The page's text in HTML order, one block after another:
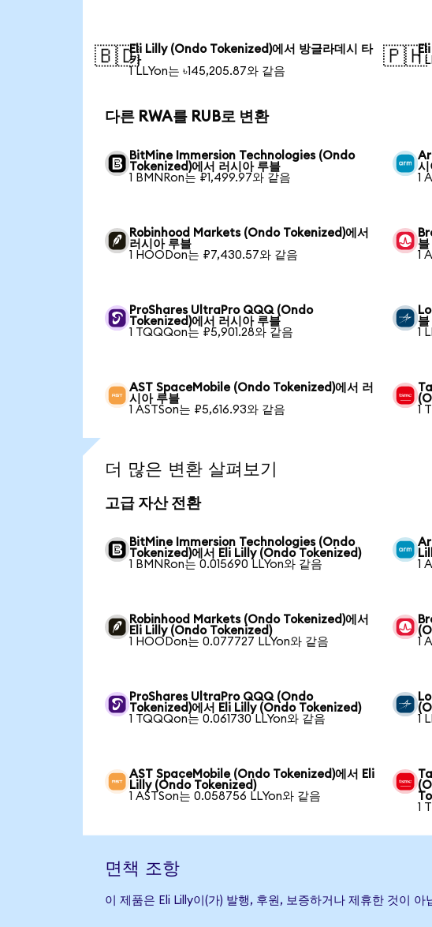
🇧🇩Eli Lilly (Ondo Tokenized)에서 방글라데시 타
카
1 LLYon는 ৳145,205.87와 같음
🇵🇭
1
다른 RWA를 RUB로 변환
BitMine Immersion Technologies (Ondo
Tokenized)에서 러시아 루블
1 BMNRon는 ₽1,499.97와 같음
시
1
Robinhood Markets (Ondo Tokenized)에서
러시아 루블
1 HOODon는 ₽7,430.57와 같음
블
1
ProShares UltraPro QQQ (Ondo
Tokenized)에서 러시아 루블
1 TQQQon는 ₽5,901.28와 같음
블
1
AST SpaceMobile (Ondo Tokenized)에서 러
시아 루블
1 ASTSon는 ₽5,616.93와 같음
1
더 많은 변환 살펴보기
고급 자산 전환
BitMine Immersion Technologies (Ondo
Tokenized)에서 Eli Lilly (Ondo Tokenized)
1 BMNRon는 0.015690 LLYon와 같음
1
Robinhood Markets (Ondo Tokenized)에서
Eli Lilly (Ondo Tokenized)
1 HOODon는 0.077727 LLYon와 같음
1
ProShares UltraPro QQQ (Ondo
Tokenized)에서 Eli Lilly (Ondo Tokenized)
1 TQQQon는 0.061730 LLYon와 같음
1
AST SpaceMobile (Ondo Tokenized)에서 Eli
Lilly (Ondo Tokenized)
1 ASTSon는 0.058756 LLYon와 같음
1
면책 조항
이 제품은 Eli Lilly이(가) 발행, 후원, 보증하거나 제휴한 것이